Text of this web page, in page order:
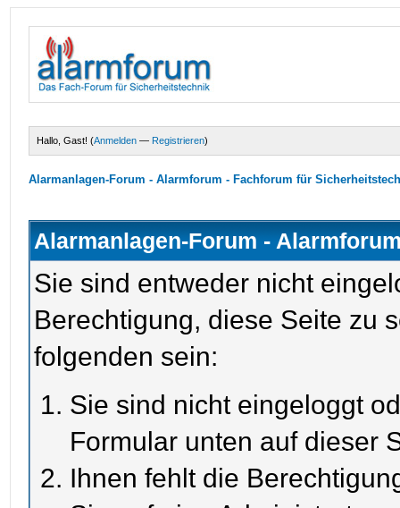
Hallo, Gast! (Anmelden — Registrieren)
Alarmanlagen-Forum - Alarmforum - Fachforum für
Alarmanlagen-Forum -
Sie sind entweder nicht
Berechtigung, diese Seite zu
folgenden sein:
Sie sind nicht eingeloggt
Formular unten auf dieser
Ihnen fehlt die